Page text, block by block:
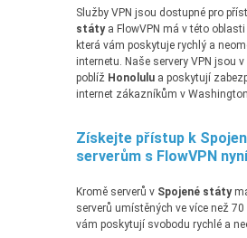
Služby VPN jsou dostupné pro
státya FlowVPN má v této
která vám poskytuje rychlý a
internetu. Naše servery VPN jsou
poblíž Honolulu a poskytují
internet zákazníkům v
Získejte přístup k
serverům s FlowVPN nyní
Kromě serverů v Spojené státy
serverů umístěných ve více než
vám poskytují svobodu rychlé a